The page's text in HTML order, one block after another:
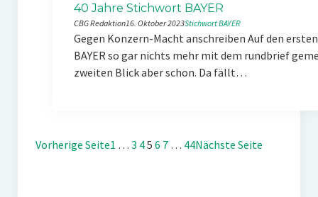
40 Jahre Stichwort BAYER
CBG Redaktion16. Oktober 2023Stichwort BAYER
Gegen Konzern-Macht anschreiben Auf den
BAYER so gar nichts mehr mit dem rundbrief
zweiten Blick aber schon. Da fällt…
Vorherige Seite1 … 3 45 6 7 … 44Nächste Seite